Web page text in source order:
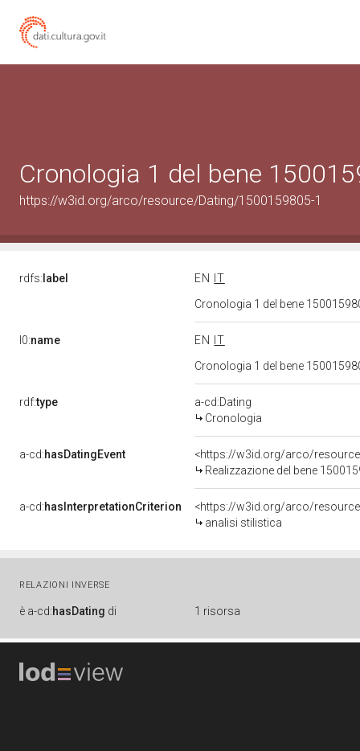
Cronologia 1 del bene
https://w3id.org/arco/resource/Dating/1500159805-1
rdfs: label EN
IT
Cronologia 1 del bene
l0:name EN
IT
Cronologia 1 del bene
rdf:type
a-cd:Dating
Cronologia
a-cd:hasDatingEvent
<https://w3id.org/arco/
Realizzazione del bene
a-cd:hasInterpretationCriterion
<https://w3id.org/arco/
analisi stilistica
RELAZIONI INVERSE
è a-cd:hasDating di 1 risorsa